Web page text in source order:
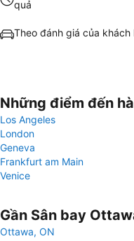
quả
Theo đánh giá của
Những điểm đến
Los Angeles
London
Geneva
Frankfurt am Main
Venice
Gần Sân bay
Ottawa, ON